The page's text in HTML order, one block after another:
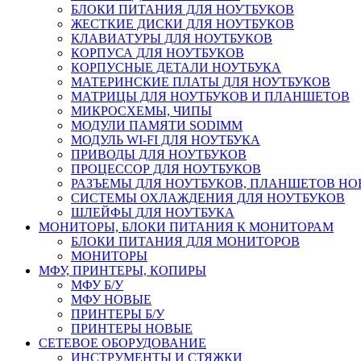
БЛОКИ ПИТАНИЯ ДЛЯ НОУТБУКОВ
ЖЕСТКИЕ ДИСКИ ДЛЯ НОУТБУКОВ
КЛАВИАТУРЫ ДЛЯ НОУТБУКОВ
КОРПУСА ДЛЯ НОУТБУКОВ
КОРПУСНЫЕ ДЕТАЛИ НОУТБУКА
МАТЕРИНСКИЕ ПЛАТЫ ДЛЯ НОУТБУКОВ
МАТРИЦЫ ДЛЯ НОУТБУКОВ И ПЛАНШЕТОВ
МИКРОСХЕМЫ, ЧИПЫ
МОДУЛИ ПАМЯТИ SODIMM
МОДУЛЬ WI-FI ДЛЯ НОУТБУКА
ПРИВОДЫ ДЛЯ НОУТБУКОВ
ПРОЦЕССОР ДЛЯ НОУТБУКОВ
РАЗЪЕМЫ ДЛЯ НОУТБУКОВ, ПЛАНШЕТОВ
СИСТЕМЫ ОХЛАЖДЕНИЯ ДЛЯ НОУТБУКОВ
ШЛЕЙФЫ ДЛЯ НОУТБУКА
МОНИТОРЫ, БЛОКИ ПИТАНИЯ К МОНИТОРАМ
БЛОКИ ПИТАНИЯ ДЛЯ МОНИТОРОВ
МОНИТОРЫ
МФУ, ПРИНТЕРЫ, КОПИРЫ
МФУ Б/У
МФУ НОВЫЕ
ПРИНТЕРЫ Б/У
ПРИНТЕРЫ НОВЫЕ
СЕТЕВОЕ ОБОРУДОВАНИЕ
ИНСТРУМЕНТЫ И СТЯЖКИ